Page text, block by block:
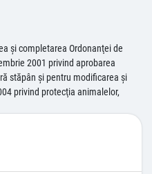
şi completarea Ordonanţei de
2001 privind aprobarea
stăpân şi pentru modificarea şi
privind protecţia animalelor,